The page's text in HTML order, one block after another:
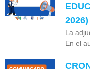
2026)
La
En el